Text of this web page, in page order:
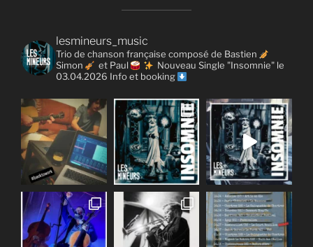
lesmineurs_music
Trio de chanson française composé de Bastien
Simon
et Paul
Nouveau Single "Insomnie" le
03.04.2026 Info et booking